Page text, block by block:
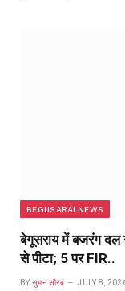
BEGUSARAI NEWS
बेगूसराय में बजरंग दल
से पीटा; 5 पर FIR..
BY सुमन सौरब JULY 8,